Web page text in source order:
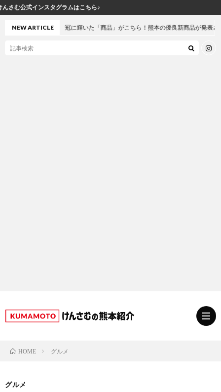
ムはこちら♪
NEW ARTICLE
年の栄冠に輝いた「商品」がこちら！熊本の優良新商品が発表されました
HOME グルメ
グルメ